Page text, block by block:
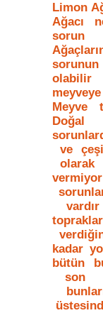
Limon
Ağacı
sorun
olabilir
Meyve
ve
olarak
kadar
bütün
son